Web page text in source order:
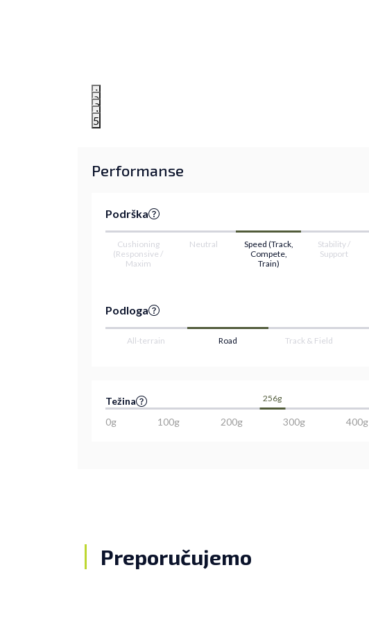
1
2
3
4
5
Performanse
Podrška
Cushioning
(Responsive /
Maxim
Neutral
Speed (Track,
Compete,
Train)
Stability /
Support
Podloga
All-terrain Road Track & Field
Težina 256g
0g 100g 200g 300g 400g
Preporučujemo